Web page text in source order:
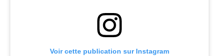
Voir cette publication sur Instagram